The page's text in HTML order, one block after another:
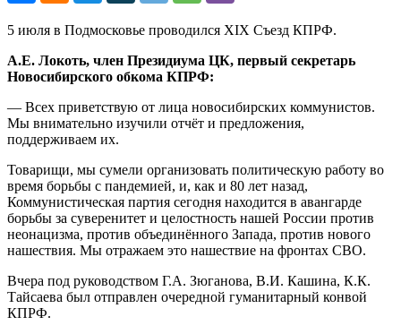
5 июля в Подмосковье проводился XIX Съезд КПРФ.
А.Е. Локоть, член Президиума ЦК, первый секретарь
Новосибирского обкома КПРФ:
— Всех приветствую от лица новосибирских коммунистов.
Мы внимательно изучили отчёт и предложения,
поддерживаем их.
Товарищи, мы сумели организовать политическую работу во
время борьбы с пандемией, и, как и 80 лет назад,
Коммунистическая партия сегодня находится в авангарде
борьбы за суверенитет и целостность нашей России против
неонацизма, против объединённого Запада, против нового
нашествия. Мы отражаем это нашествие на фронтах СВО.
Вчера под руководством Г.А. Зюганова, В.И. Кашина, К.К.
Тайсаева был отправлен очередной гуманитарный конвой
КПРФ.